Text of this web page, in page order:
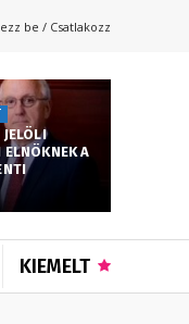
be / Csatlakozz
A
KIEMELT